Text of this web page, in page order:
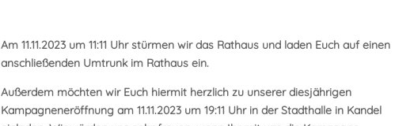
Am 11.11.2023 um 11:11 Uhr stürmen wir das Rathaus und laden Euch auf einen
anschließenden Umtrunk im Rathaus ein.
Außerdem möchten wir Euch hiermit herzlich zu unserer diesjährigen
Kampagneneröffnung am 11.11.2023 um 19:11 Uhrin der Stadthalle in Kandel